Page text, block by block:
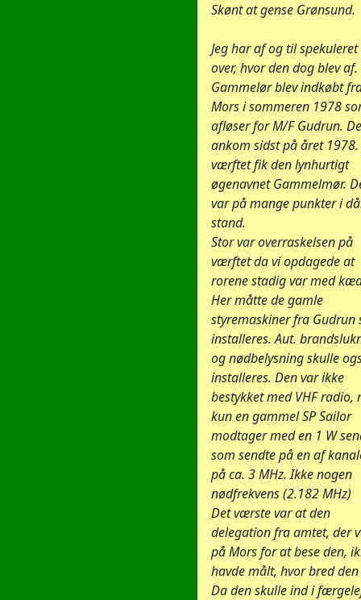
Skønt at gense Grønsund.
Jeg har af og til spekuleret
over, hvor den dog blev af.
Gammelør blev indkøbt
Mors i sommeren 1978
afløser for M/F Gudrun.
ankom sidst på året 1978.
værftet fik den lynhurtigt
øgenavnet Gammelmør.
var på mange punkter i
stand.
Stor var overraskelsen på
værftet da vi opdagede at
rorene stadig var med
Her måtte de gamle
styremaskiner fra Gudrun
installeres. Aut.
og nødbelysning skulle
installeres. Den var ikke
bestykket med VHF radio,
kun en gammel SP Sailor
modtager med en 1 W
som sendte på en af
på ca. 3 MHz. Ikke nogen
nødfrekvens (2.182 MHz)
Det værste var at den
delegation fra amtet, der
på Mors for at bese den,
havde målt, hvor bred den
Da den skulle ind i